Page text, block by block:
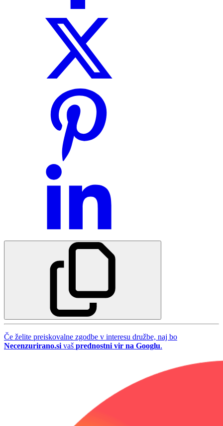
Če želite preiskovalne zgodbe v interesu družbe, naj bo
Necenzurirano.si vaš prednostni vir na Googlu.